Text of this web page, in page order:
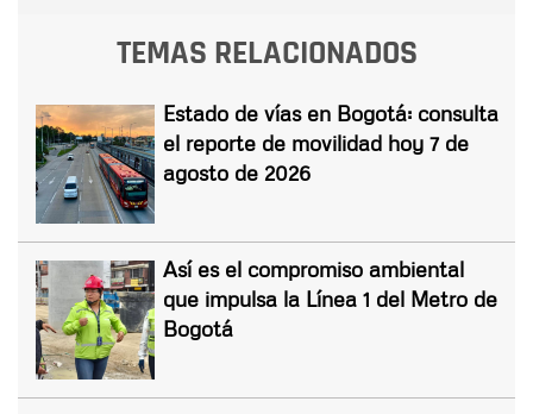
TEMAS RELACIONADOS
Estado de vías en Bogotá: consulta
el reporte de movilidad hoy 7 de
agosto de 2026
Así es el compromiso ambiental
que impulsa la Línea 1 del Metro de
Bogotá